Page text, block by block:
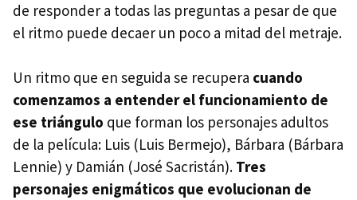
de responder a todas las preguntas a pesar de que
el ritmo puede decaer un poco a mitad del metraje.
Un ritmo que en seguida se recupera cuando
comenzamos a entender el funcionamiento de
ese triángulo que forman los personajes adultos
de la película: Luis (Luis Bermejo), Bárbara (Bárbara
Lennie) y Damián (José Sacristán). Tres
personajes enigmáticos que evolucionan de